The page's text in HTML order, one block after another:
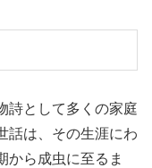
詩として多くの家庭
話は、その生涯にわ
から成虫に至るま